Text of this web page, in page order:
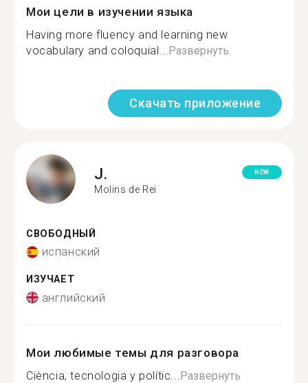
Мои цели в изучении языка
Having more fluency and learning new
vocabulary and coloquial... Развернуть
Скачать приложение
J.
Molins de Rei
NEW
СВОБОДНЫЙ
испанский
ИЗУЧАЕТ
английский
Мои любимые темы для разговора
Ciència, tecnologia y polític... Развернуть